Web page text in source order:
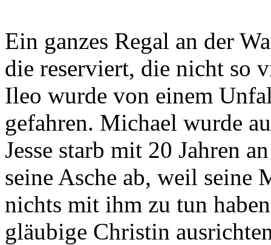
Ein ganzes Regal an der
die reserviert, die nicht so
Ileo wurde von einem
gefahren. Michael wurde
Jesse starb mit 20 Jahren
seine Asche ab, weil seine
nichts mit ihm zu tun
gläubige Christin